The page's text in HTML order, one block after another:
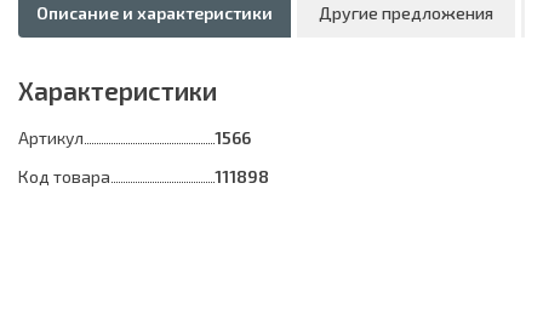
Описание и характеристики Другие предложения
Характеристики
Артикул
1566
Код товара
111898